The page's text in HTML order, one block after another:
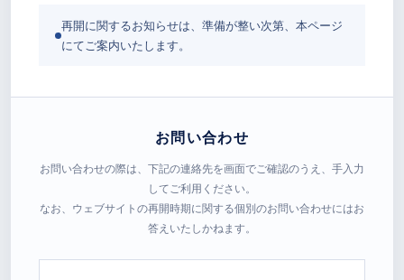
再開に関するお知らせは、準備が整い次第、本ページ
にてご案内いたします。
お問い合わせ
お問い合わせの際は、下記の連絡先を画面でご確認のうえ、手入力
してご利用ください。
なお、ウェブサイトの再開時期に関する個別のお問い合わせにはお
答えいたしかねます。